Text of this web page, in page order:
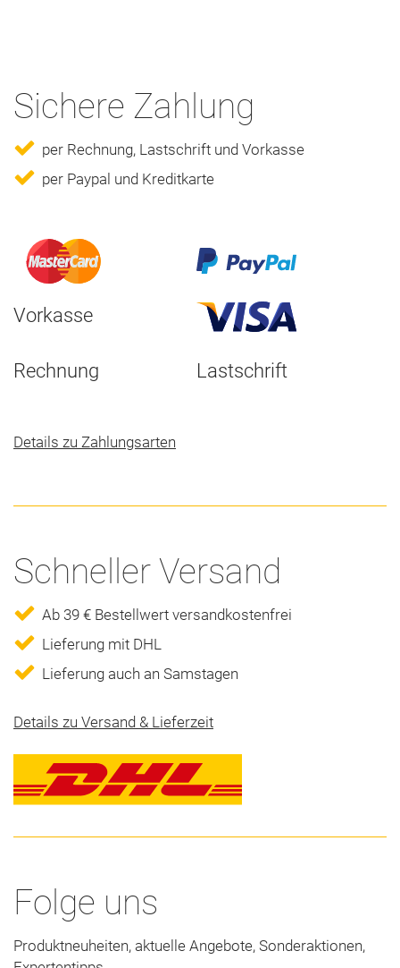
Sichere Zahlung
per Rechnung, Lastschrift und Vorkasse
per Paypal und Kreditkarte
Vorkasse
Rechnung Lastschrift
Details zu Zahlungsarten
Schneller Versand
Ab 39 € Bestellwert versandkostenfrei
Lieferung mit DHL
Lieferung auch an Samstagen
Details zu Versand & Lieferzeit
Folge uns
Produktneuheiten, aktuelle Angebote, Sonderaktionen,